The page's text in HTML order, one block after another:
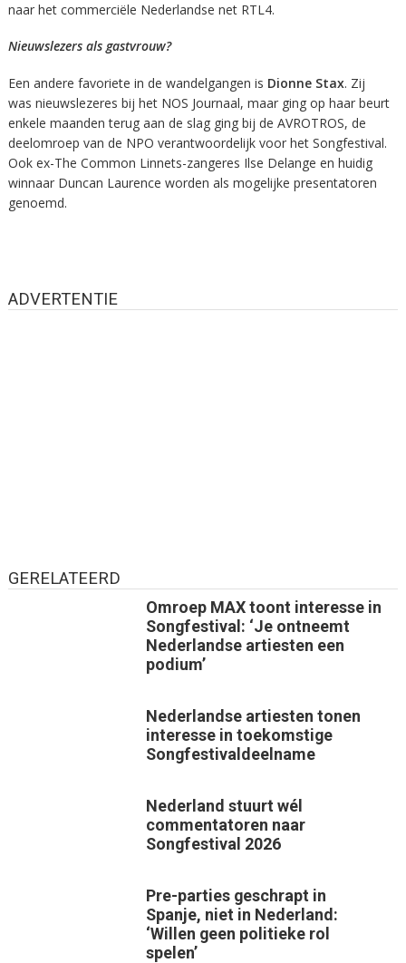
naar het commerciële Nederlandse net RTL4.
Nieuwslezers als gastvrouw?
Een andere favoriete in de wandelgangen is Dionne Stax. Zij
was nieuwslezeres bij het NOS Journaal, maar ging op haar beurt
enkele maanden terug aan de slag ging bij de AVROTROS, de
deelomroep van de NPO verantwoordelijk voor het Songfestival.
Ook ex-The Common Linnets-zangeres Ilse Delange en huidig
winnaar Duncan Laurence worden als mogelijke presentatoren
genoemd.
ADVERTENTIE
GERELATEERD
Omroep MAX toont interesse in
Songfestival: ‘Je ontneemt
Nederlandse artiesten een
podium’
Nederlandse artiesten tonen
interesse in toekomstige
Songfestivaldeelname
Nederland stuurt wél
commentatoren naar
Songfestival 2026
Pre-parties geschrapt in
Spanje, niet in Nederland:
‘Willen geen politieke rol
spelen’